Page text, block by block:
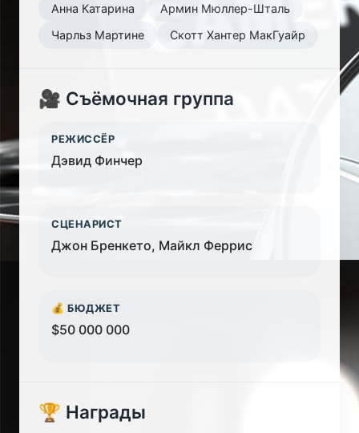
Анна Катарина
Армин Мюллер-Шталь
Чарльз Мартине
Скотт Хантер МакГуайр
🎥 Съёмочная группа
РЕЖИССЁР
Дэвид Финчер
СЦЕНАРИСТ
Джон Бренкето, Майкл Феррис
💰 БЮДЖЕТ
$50 000 000
🏆 Награды